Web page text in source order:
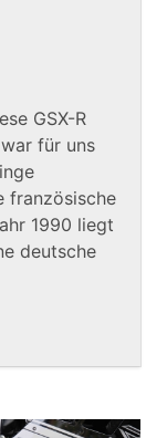
GSX-R
für uns
französische
1990 liegt
deutsche